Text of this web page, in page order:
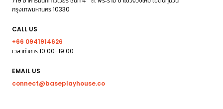
กรุงเทพมหานคร 10330
CALL US
+66 0941914626
เวลาทำการ 10.00-19.00
EMAIL US
connect@baseplayhouse.co